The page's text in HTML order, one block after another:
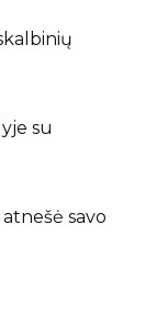
su
savo